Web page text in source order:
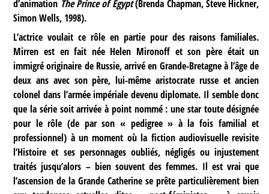
d’animation The Prince of Egypt(Brenda Chapman, Steve Hickner,
Simon Wells, 1998).
L’actrice voulait ce rôle en partie pour des raisons familiales.
Mirren est en fait née Helen Mironoff et son père était un
immigré originaire de Russie, arrivé en Grande-Bretagne à l’âge de
deux ans avec son père, lui-même aristocrate russe et ancien
colonel dans l’armée impériale devenu diplomate. Il semble donc
que la série soit arrivée à point nommé : une star toute désignée
pour le rôle (de par son « pedigree » à la fois familial et
professionnel) à un moment où la fiction audiovisuelle revisite
l’Histoire et ses personnages oubliés, négligés ou injustement
traités jusqu’alors – bien souvent des femmes. Il est vrai que
l’ascension de la Grande Catherine se prête particulièrement bien